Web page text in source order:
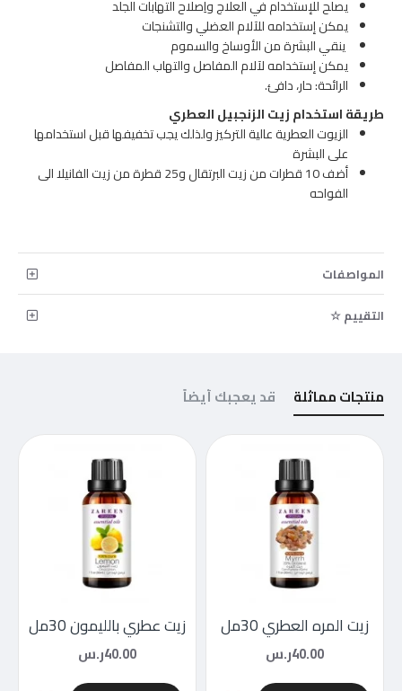
يصلح للإستخدام في العلاج واِصلاح التهابات الجلد
يمكن إستخدامه للآلام العضلي والتشنجات
ينقي البشرة من الأوساخ والسموم
يمكن إستخدامه لآلام المفاصل والتهاب المفاصل
الرائحة: حار، دافئ.
طريقة استخدام زيت الزنجبيل العطري
الزيوت العطرية عالية التركيز ولذلك يجب تخفيفها قبل استخدامها
على البشرة
أضف 10 قطرات من زيت البرتقال و25 قطرة من زيت الفانيلا الى
الفواحه
المواصفات
التقييم ☆
منتجات مماثلة قد يعجبك أيضاً
زيت المره العطري 30مل
40.00ر.س
زيت عطري بالليمون 30مل
40.00ر.س